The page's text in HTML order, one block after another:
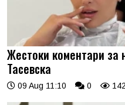
Жестоки коментари за
Тасевска
09 Aug 11:10 0